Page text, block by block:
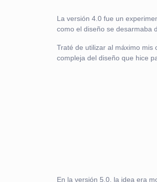
La versión 4.0 fue un
como el diseño se desarmaba
Traté de utilizar al máximo mis
compleja del diseño que hice
En la versión 5.0, la idea era